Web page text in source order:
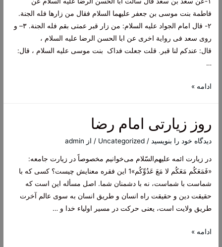
فاطمة بنت موسی بن جعفر علیهما السلام فقال من زارها فله الجنة.
٢- قال امام الجواد علیه السلام: من زار قبر عمتی بقم فله الجنة. ٣– و
روی سعد فی روایة اخری عن ابا الحسن الرضا علیه السلام ،
قال: عندکم لنا قبر. قلت جعلت فداک بنت موسی علیه السلام ، قال:
…
رواياتي
عظمت
فاطمه
معصومه
سلام
اللَه
عليها
ادامه »
روز زیارتی امام رضا
دیدگاه‌ خود را بنویسید /
Uncategorized / از admin
در زیارت ائمه علیهم‌السّلام می‌خوانیم مخصوصاً در زیارت جامعه:
«فَمَعَكُم مَعَكُم لا مَعَ عَدُوِّكُم»1 این فقره معنایش چیست؟ كسی كه با
شماست با شماست، نه با دشمنان شما. اصل مسأله این است كه
حقیقت دین و حقیقت راه انسان و طریق انسان به سوی عالم آخرت
طریق ولایت است، یعنی حركت در مسیر اولیاء خدا و …
روز
ادامه »